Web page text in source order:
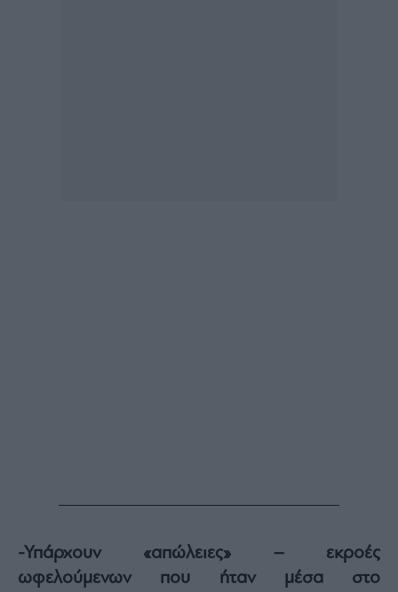
-Υπάρχουν «απώλειες» – εκροές
ωφελούμενων που ήταν μέσα στο